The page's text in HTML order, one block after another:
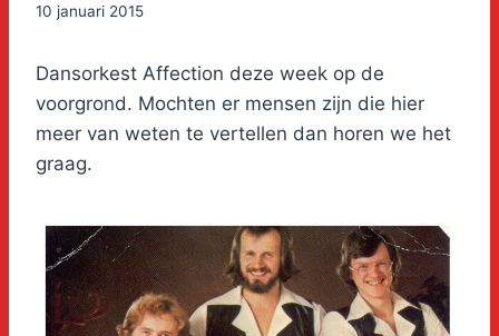
10 januari 2015
Dansorkest Affection deze week op de
voorgrond. Mochten er mensen zijn die hier
meer van weten te vertellen dan horen we het
graag.